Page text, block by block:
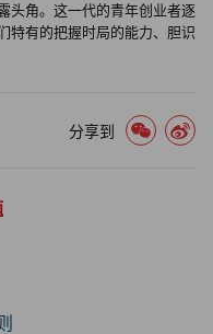
头角。这一代的青年创业者逐
特有的把握时局的能力、胆识
分享到